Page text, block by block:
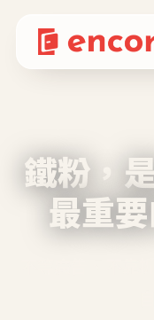
鐵粉，
最重